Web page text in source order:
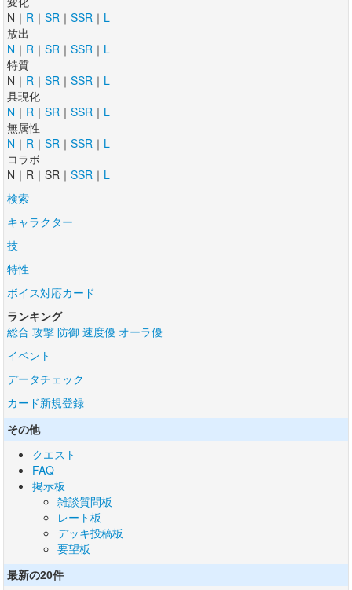
N｜ R ｜ SR ｜ SSR ｜ L
放出
N ｜ R ｜ SR ｜ SSR ｜ L
特質
N｜ R ｜ SR ｜ SSR ｜ L
具現化
N ｜ R ｜ SR ｜ SSR ｜ L
無属性
N ｜ R ｜ SR ｜ SSR ｜ L
コラボ
N｜R｜SR｜ SSR ｜ L
検索
キャラクター
技
特性
ボイス対応カード
ランキング
総合 攻撃 防御 速度優 オーラ優
イベント
データチェック
カード新規登録
その他
クエスト
FAQ
掲示板
雑談質問板
レート板
デッキ投稿板
要望板
最新の20件